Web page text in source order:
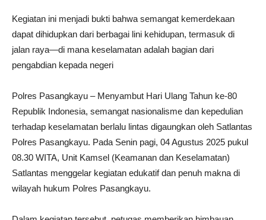
Kegiatan ini menjadi bukti bahwa semangat kemerdekaan
dapat dihidupkan dari berbagai lini kehidupan, termasuk di
jalan raya—di mana keselamatan adalah bagian dari
pengabdian kepada negeri
Polres Pasangkayu – Menyambut Hari Ulang Tahun ke-80
Republik Indonesia, semangat nasionalisme dan kepedulian
terhadap keselamatan berlalu lintas digaungkan oleh Satlantas
Polres Pasangkayu. Pada Senin pagi, 04 Agustus 2025 pukul
08.30 WITA, Unit Kamsel (Keamanan dan Keselamatan)
Satlantas menggelar kegiatan edukatif dan penuh makna di
wilayah hukum Polres Pasangkayu.